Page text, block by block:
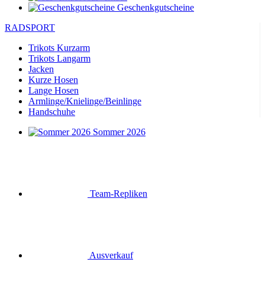
Geschenkgutscheine
RADSPORT
Trikots Kurzarm
Trikots Langarm
Jacken
Kurze Hosen
Lange Hosen
Armlinge/Knielinge/Beinlinge
Handschuhe
Sommer 2026